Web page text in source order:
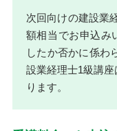
次回向けの建設業
額相当でお申込み
したか否かに係わ
設業経理士1級講
ります。